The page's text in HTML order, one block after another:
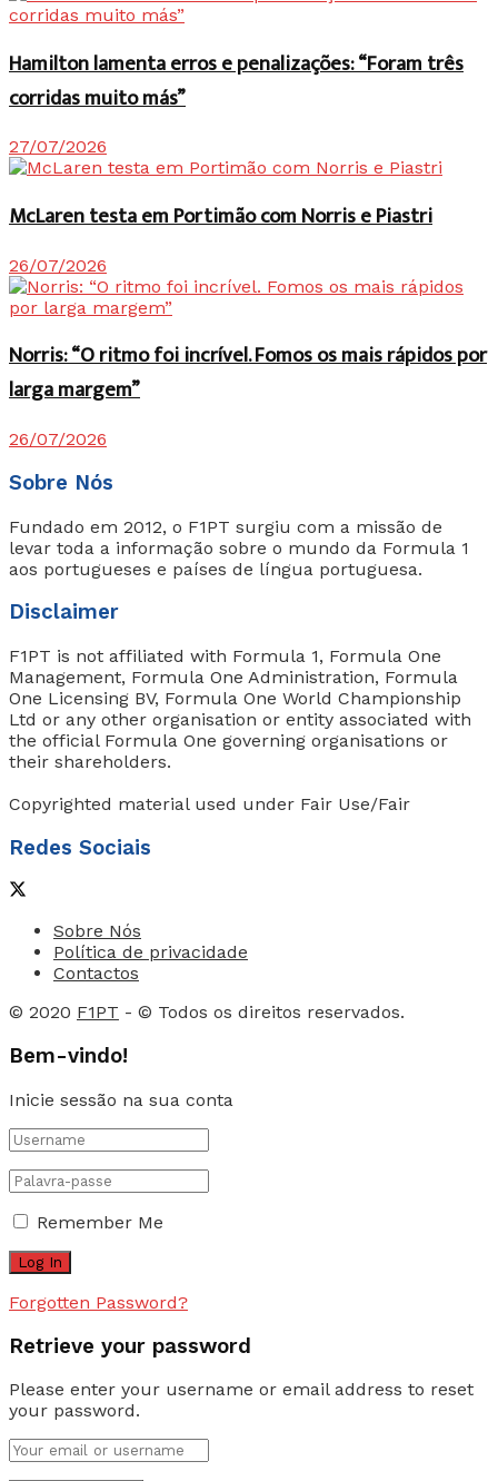
Hamilton lamenta erros e penalizações: “Foram três
corridas muito más”
27/07/2026
McLaren testa em Portimão com Norris e Piastri
26/07/2026
Norris: “O ritmo foi incrível. Fomos os mais rápidos por
larga margem”
26/07/2026
Sobre Nós
Fundado em 2012, o F1PT surgiu com a missão de
levar toda a informação sobre o mundo da Formula 1
aos portugueses e países de língua portuguesa.
Disclaimer
F1PT is not affiliated with Formula 1, Formula One
Management, Formula One Administration, Formula
One Licensing BV, Formula One World Championship
Ltd or any other organisation or entity associated with
the official Formula One governing organisations or
their shareholders.
Copyrighted material used under Fair Use/Fair
Redes Sociais
Sobre Nós
Política de privacidade
Contactos
© 2020 F1PT - © Todos os direitos reservados.
Bem-vindo!
Inicie sessão na sua conta
Remember Me
Forgotten Password?
Retrieve your password
Please enter your username or email address to reset
your password.